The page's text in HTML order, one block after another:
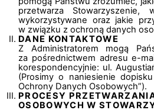
przetwarza
wykorzystywane oraz jakie
w związku z ochroną danych
DANE KONTAKTOWE
Z Administratorem mogą
za pośrednictwem adresu e-
korespondencyjnie: ul.
(Prosimy o naniesienie
Ochrony Danych Osobowych”).
PROCESY
OSOBOWYCH W